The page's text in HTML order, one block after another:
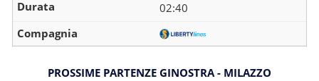
02:40
PROSSIME PARTENZE GINOSTRA - MILAZZO